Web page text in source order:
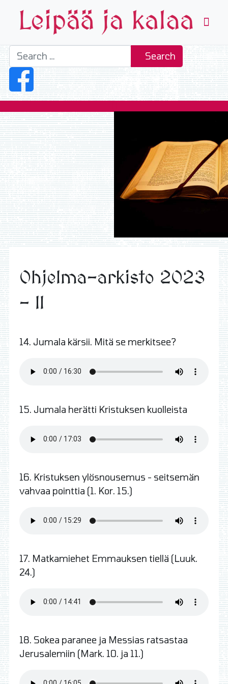
Search Search
Ohjelma-arkisto 2023
- II
14. Jumala kärsii. Mitä se merkitsee?
15. Jumala herätti Kristuksen kuolleista
16. Kristuksen ylösnousemus - seitsemän
vahvaa pointtia (1. Kor. 15.)
17. Matkamiehet Emmauksen tiellä (Luuk.
24.)
18. Sokea paranee ja Messias ratsastaa
Jerusalemiin (Mark. 10. ja 11.)